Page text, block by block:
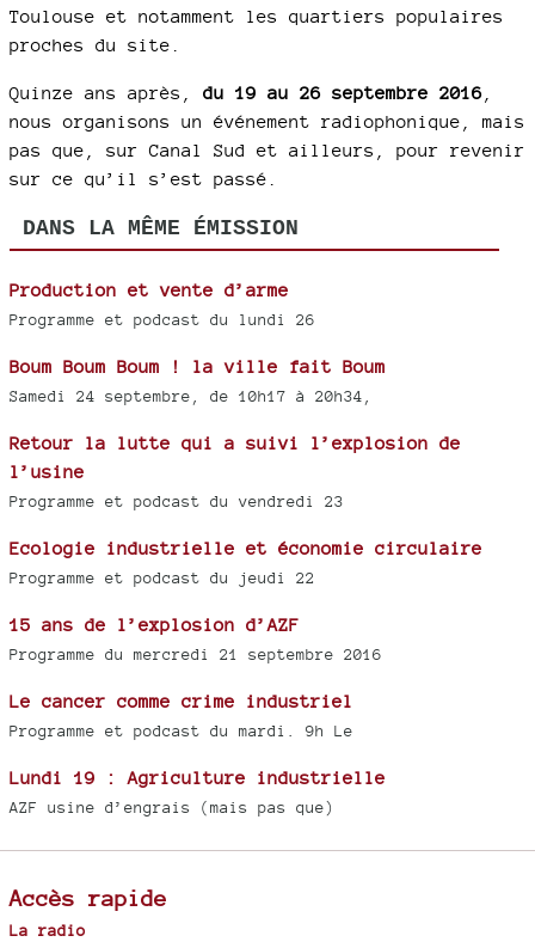
Toulouse et notamment les quartiers populaires
proches du site.
Quinze ans après, du 19 au 26 septembre 2016
nous organisons un événement radiophonique, mais
pas que, sur Canal Sud et ailleurs, pour revenir
sur ce qu’il s’est passé.
DANS LA MÊME ÉMISSION
Production et vente d’arme
Programme et podcast du lundi 26
Boum Boum Boum ! la ville fait Boum
Samedi 24 septembre, de 10h17 à 20h34,
Retour la lutte qui a suivi l’explosion de
l’usine
Programme et podcast du vendredi 23
Ecologie industrielle et économie circulaire
Programme et podcast du jeudi 22
15 ans de l’explosion d’AZF
Programme du mercredi 21 septembre 2016
Le cancer comme crime industriel
Programme et podcast du mardi. 9h Le
Lundi 19 : Agriculture industrielle
AZF usine d’engrais (mais pas que)
Accès rapide
La radio